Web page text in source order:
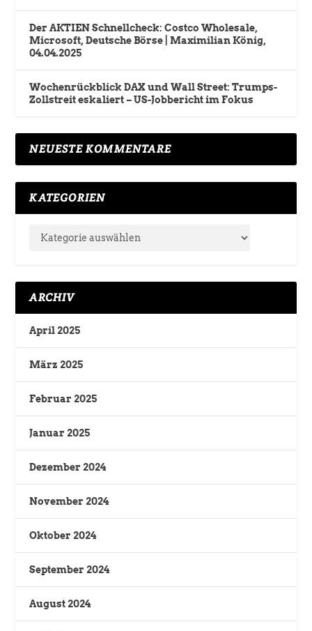
Der AKTIEN Schnellcheck: Costco Wholesale,
Microsoft, Deutsche Börse | Maximilian König,
04.04.2025
Wochenrückblick DAX und Wall Street: Trumps-
Zollstreit eskaliert – US-Jobbericht im Fokus
NEUESTE KOMMENTARE
KATEGORIEN
ARCHIV
April 2025
März 2025
Februar 2025
Januar 2025
Dezember 2024
November 2024
Oktober 2024
September 2024
August 2024